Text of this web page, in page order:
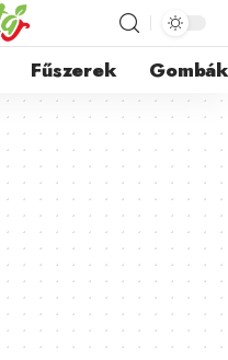
Fűszerek Gombák